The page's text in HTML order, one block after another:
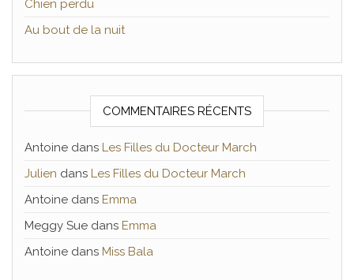
Chien perdu
Au bout de la nuit
COMMENTAIRES RÉCENTS
Antoine dans Les Filles du Docteur March
Julien dans Les Filles du Docteur March
Antoine dans Emma
Meggy Sue dans Emma
Antoine dans Miss Bala